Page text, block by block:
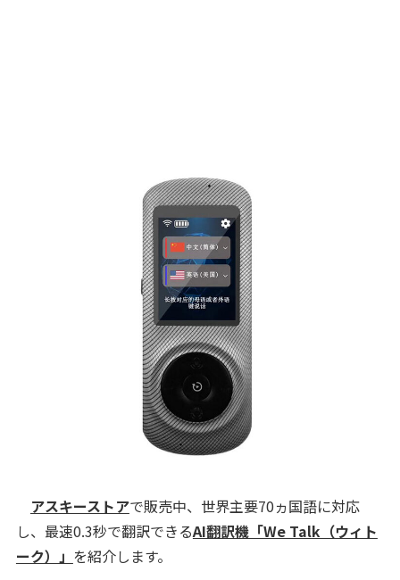
アスキーストアで販売中、世界主要70ヵ国語に対応
し、最速0.3秒で翻訳できるAI翻訳機「We Talk（ウィト
ーク）」 を紹介します。